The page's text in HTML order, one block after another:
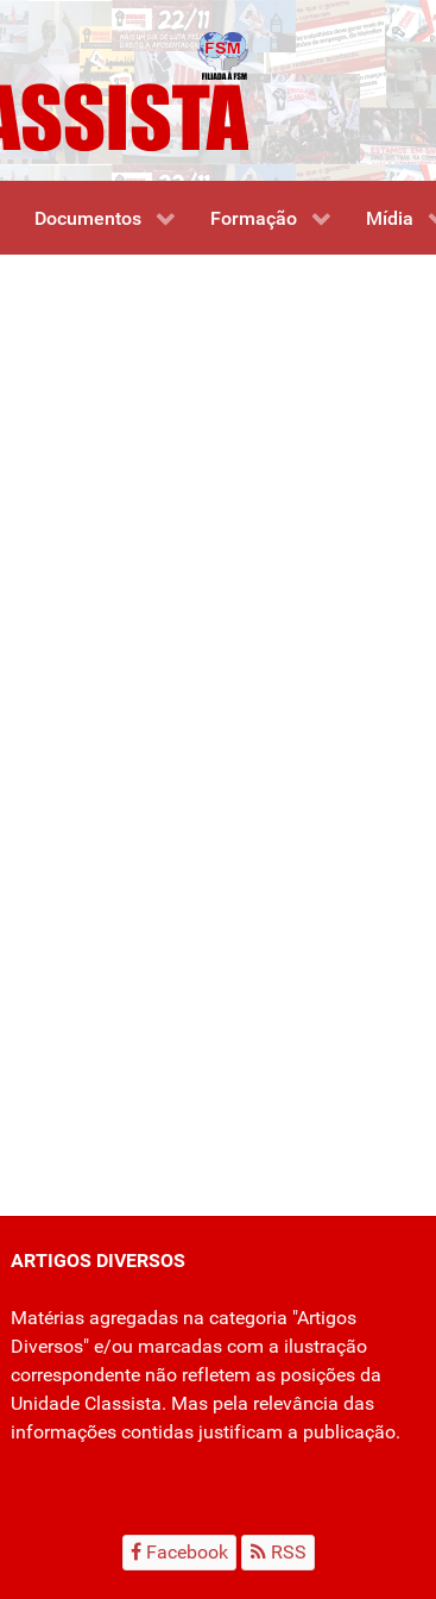
Documentos Formação Mídia
ARTIGOS DIVERSOS
Matérias agregadas na categoria "Artigos
Diversos" e/ou marcadas com a ilustração
correspondente não refletem as posições da
Unidade Classista. Mas pela relevância das
informações contidas justificam a publicação.
Facebook RSS